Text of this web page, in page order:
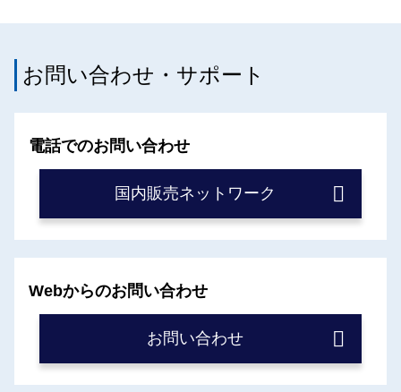
お問い合わせ・サポート
電話でのお問い合わせ
国内販売ネットワーク
Webからのお問い合わせ
お問い合わせ